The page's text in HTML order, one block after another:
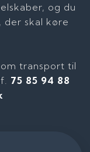
og du
der skal køre
transport til
75 85 94 88